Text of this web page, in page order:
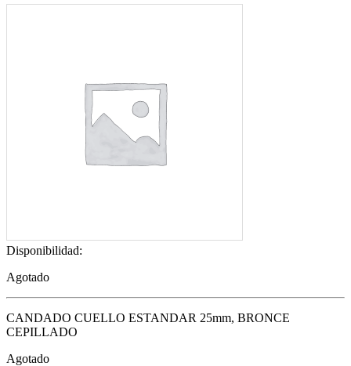
Disponibilidad:
Agotado
CANDADO CUELLO ESTANDAR 25mm, BRONCE
CEPILLADO
Agotado